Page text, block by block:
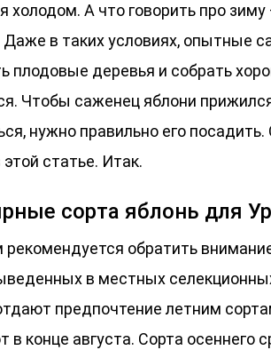
холодом. А что говорить про
Даже в таких условиях, опытные
плодовые деревья и собрать
Чтобы саженец яблони
нужно правильно его
этой статье. Итак.
сорта яблонь для
обратить
в местных
предпочтение летним
в конце августа. Сорта осеннего